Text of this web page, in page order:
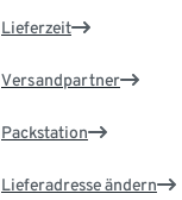
Lieferzeit
Versandpartner
Packstation
Lieferadresse ändern